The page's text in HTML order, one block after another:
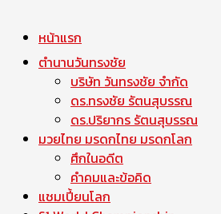
หน้าแรก
ตำนานวันทรงชัย
บริษัท วันทรงชัย จำกัด
ดร.ทรงชัย รัตนสุบรรณ
ดร.ปริยากร รัตนสุบรรณ
มวยไทย มรดกไทย มรดกโลก
ศึกในอดีต
คำคมและข้อคิด
แชมเปี้ยนโลก